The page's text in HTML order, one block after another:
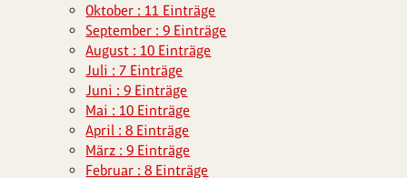
Oktober : 11 Einträge
September : 9 Einträge
August : 10 Einträge
Juli : 7 Einträge
Juni : 9 Einträge
Mai : 10 Einträge
April : 8 Einträge
März : 9 Einträge
Februar : 8 Einträge